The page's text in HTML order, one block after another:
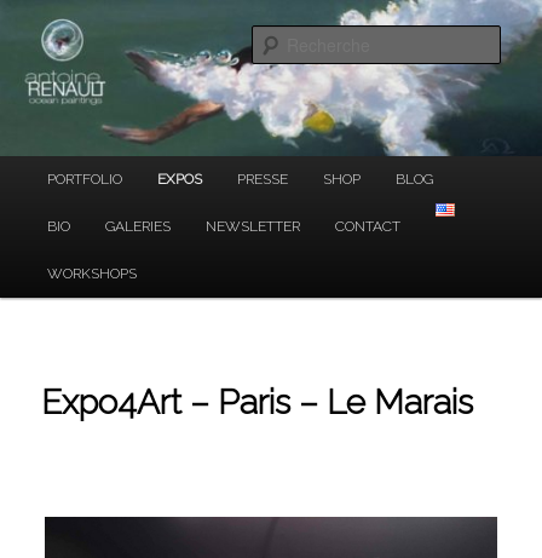
contenu
principalANTOINE RENAULT
PORTFOLIO EXPOS PRESSE SHOP BLOG
BIO GALERIES NEWSLETTER CONTACT
WORKSHOPS
Expo4Art – Paris – Le Marais